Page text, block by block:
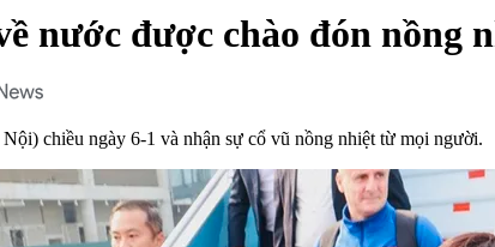
nước được chào đón nồng
chiều ngày 6-1 và nhận sự cổ vũ nồng nhiệt từ mọi người.